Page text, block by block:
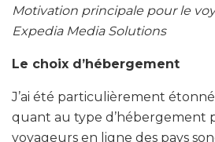
Motivation principale pour le
Expedia Media Solutions
Le choix d’hébergement
J’ai été particulièrement
quant au type d’hébergement
voyageurs en ligne des pays